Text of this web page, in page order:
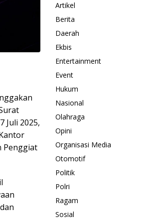
Juli 2025,
Penggiat
Artikel
Berita
Daerah
Ekbis
Entertainment
Event
Hukum
Nasional
Olahraga
Opini
Organisasi Media
Otomotif
Politik
Polri
Ragam
Sosial